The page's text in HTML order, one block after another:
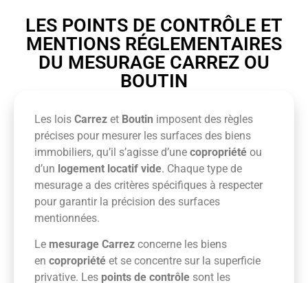
LES POINTS DE CONTRÔLE ET
MENTIONS RÉGLEMENTAIRES
DU MESURAGE CARREZ OU
BOUTIN
Les lois Carrez et Boutin imposent des règles
précises pour mesurer les surfaces des biens
immobiliers, qu’il s’agisse d’une copropriété ou
d’un logement locatif vide. Chaque type de
mesurage a des critères spécifiques à respecter
pour garantir la précision des surfaces
mentionnées.
Le mesurage Carrez concerne les biens
en copropriété et se concentre sur la superficie
privative. Les points de contrôle sont les